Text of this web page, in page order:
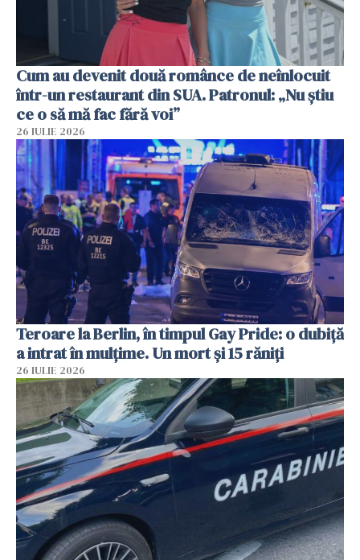
Cum au devenit două românce de neînlocuit
într-un restaurant din SUA. Patronul: „Nu știu
ce o să mă fac fără voi”
26 IULIE 2026
Teroare la Berlin, în timpul Gay Pride: o dubiță
a intrat în mulțime. Un mort și 15 răniți
26 IULIE 2026